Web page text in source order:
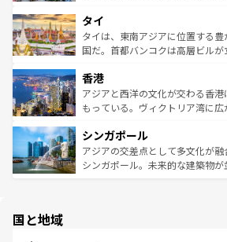
リティに包まれながら、韓国の多
わってみてほしい。 な
覧を参照してほしい。
急速な発展と共に伝統が息づく。
ーチミン市のフランス統治時代の
醸し出している。また、バラエ
とつ。フォーやバインミー、ベト
ひ現地で味わいたい。どの地域
が旅行者を迎えてくれるので、
参照してほしい。
タイ
タイは、東南アジアに位置する豊
国だ。首都バンコクは高層ビル
の活気が交差している。北部では
帯で自然と触れ合い、南部では
いビーチでリゾート気分を楽し
激する。気候は一年中温暖で、ど
が待っている。親しみやすいタ
た文化、そして多様な観光資源
香港
アジアと西洋の文化が交わる香
もっている。ヴィクトリア湾に
み、どこを訪れても感動するはず
ており、効率よく見どころを回
うな絶景から文化的な体験まで
シンガポール
アジアの交差点として多文化が
シンガポール。未来的な建築物
国と地域